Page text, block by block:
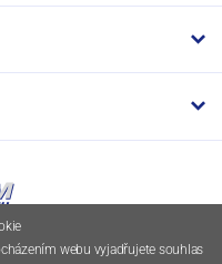
webu vyjadřujete souhlas